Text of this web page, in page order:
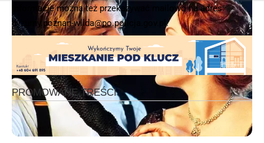
Informacje można też przekazywać mailowo na adres:
dyzurny.poznan-wilda@po.policja.gov.pl.